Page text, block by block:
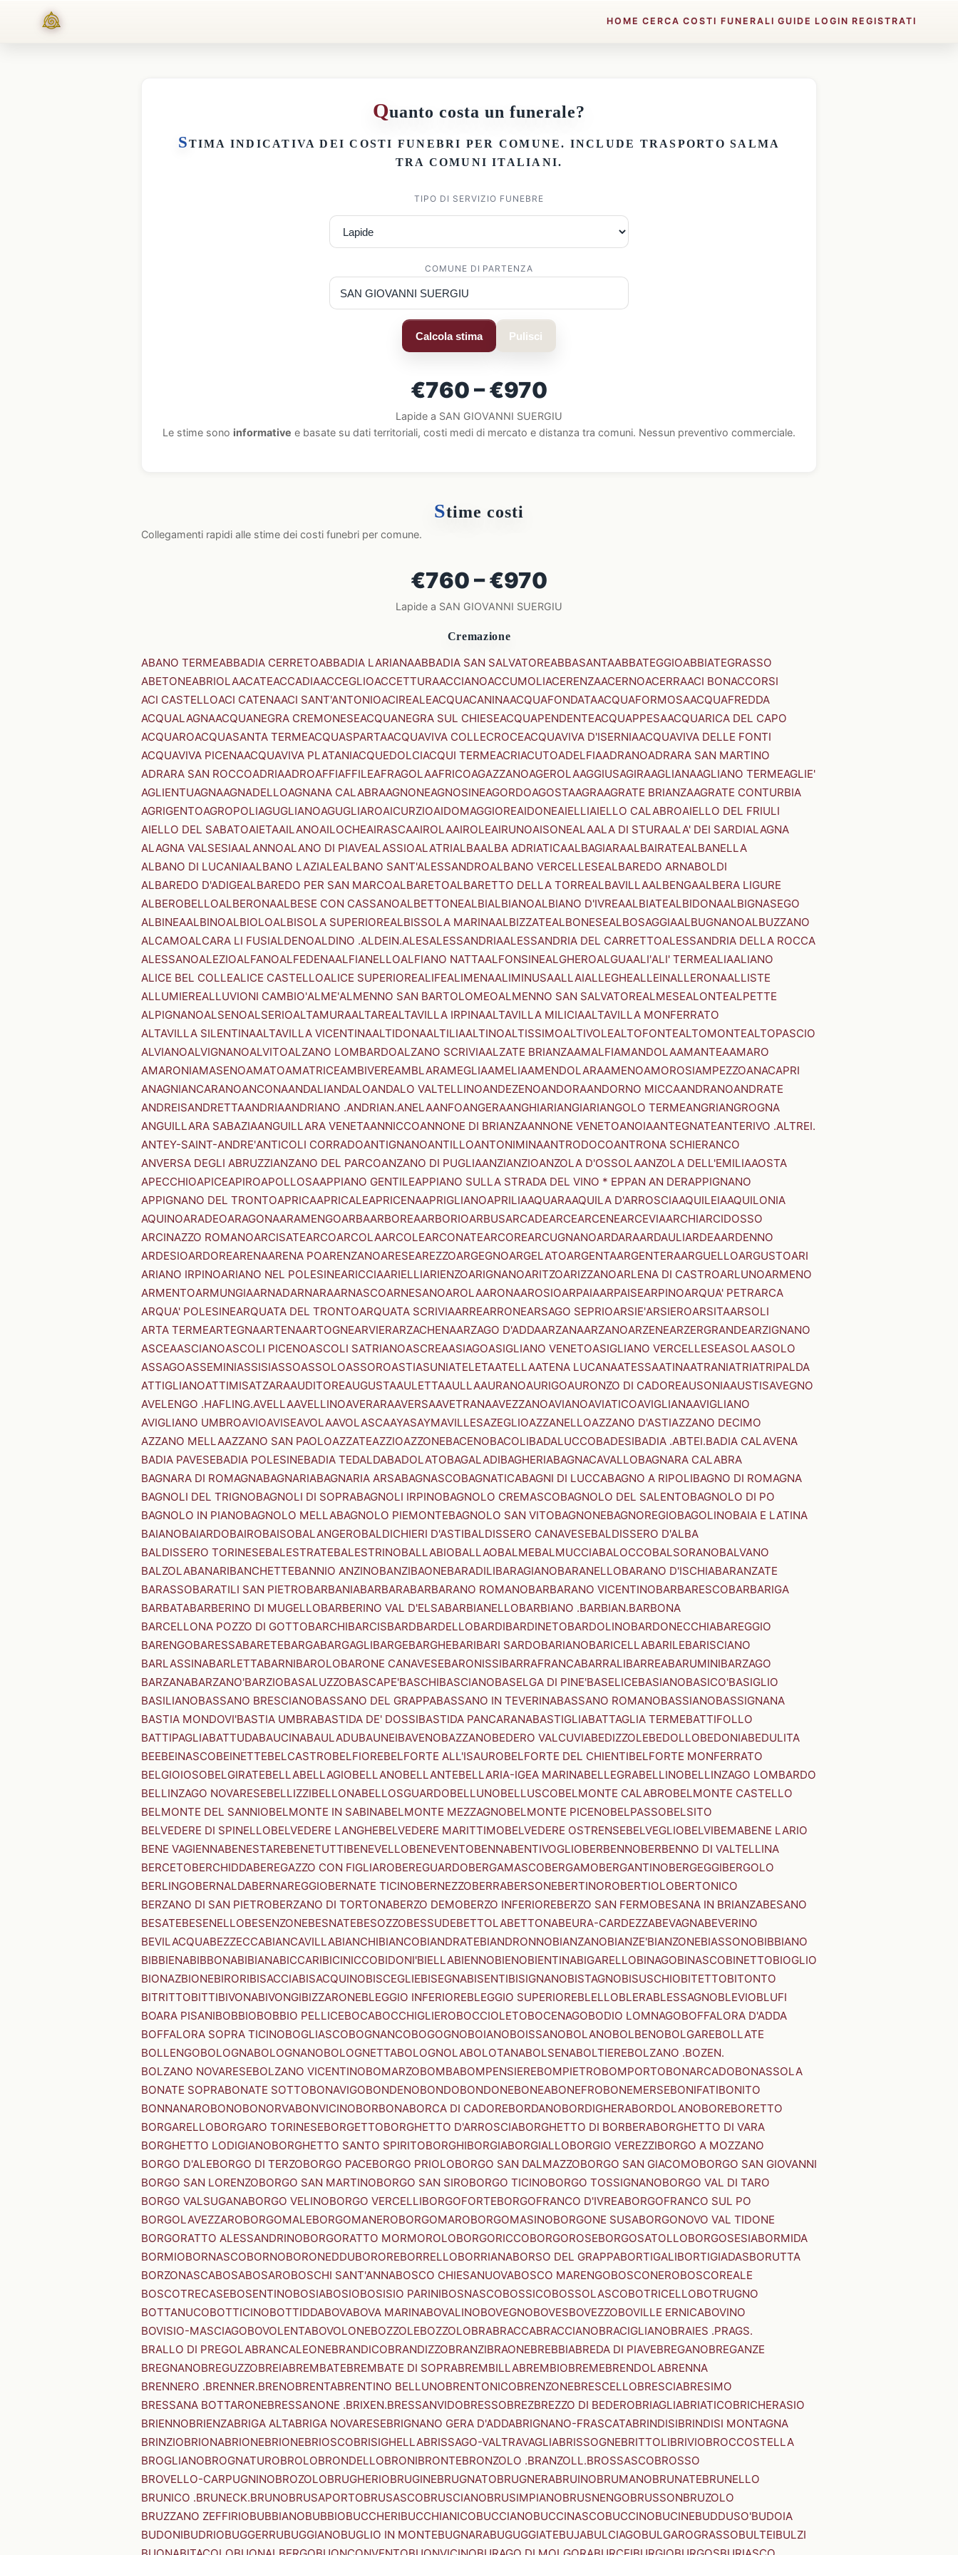
HOME CERCA COSTI FUNERALI GUIDE LOGIN REGISTRATI
Quanto costa un funerale?
STIMA INDICATIVA DEICOSTI FUNEBRI PER COMUNE. INCLUDE TRASPORTO SALMA
TRA COMUNI ITALIANI.
TIPO DI SERVIZIO FUNEBRE
COMUNE DI PARTENZA
Calcola stima Pulisci
€760 – €970
Lapide a SAN GIOVANNI SUERGIU
Le stime sono informative e basate su dati territoriali, costi medi di mercato e distanza tra comuni. Nessun preventivo commerciale.
Stime costi
Collegamenti rapidi alle stime dei costi funebri per comune.
€760 – €970
Lapide a SAN GIOVANNI SUERGIU
Cremazione
ABANO TERMEABBADIA CERRETOABBADIA LARIANAABBADIA SAN SALVATOREABBASANTAABBATEGGIOABBIATEGRASSO
ABETONEABRIOLAACATEACCADIAACCEGLIOACCETTURAACCIANOACCUMOLIACERENZAACERNOACERRAACI BONACCORSI
ACI CASTELLOACI CATENAACI SANT'ANTONIOACIREALEACQUACANINAACQUAFONDATAACQUAFORMOSAACQUAFREDDA
ACQUALAGNAACQUANEGRA CREMONESEACQUANEGRA SUL CHIESEACQUAPENDENTEACQUAPPESAACQUARICA DEL CAPO
ACQUAROACQUASANTA TERMEACQUASPARTAACQUAVIVA COLLECROCEACQUAVIVA D'ISERNIAACQUAVIVA DELLE FONTI
ACQUAVIVA PICENAACQUAVIVA PLATANIACQUEDOLCIACQUI TERMEACRIACUTOADELFIAADRANOADRARA SAN MARTINO
ADRARA SAN ROCCOADRIAADROAFFIAFFILEAFRAGOLAAFRICOAGAZZANOAGEROLAAGGIUSAGIRAAGLIANAAGLIANO TERMEAGLIE'
AGLIENTUAGNAAGNADELLOAGNANA CALABRAAGNONEAGNOSINEAGORDOAGOSTAAGRAAGRATE BRIANZAAGRATE CONTURBIA
AGRIGENTOAGROPOLIAGUGLIANOAGUGLIAROAICURZIOAIDOMAGGIOREAIDONEAIELLIAIELLO CALABROAIELLO DEL FRIULI
AIELLO DEL SABATOAIETAAILANOAILOCHEAIRASCAAIROLAAIROLEAIRUNOAISONEALAALA DI STURAALA' DEI SARDIALAGNA
ALAGNA VALSESIAALANNOALANO DI PIAVEALASSIOALATRIALBAALBA ADRIATICAALBAGIARAALBAIRATEALBANELLA
ALBANO DI LUCANIAALBANO LAZIALEALBANO SANT'ALESSANDROALBANO VERCELLESEALBAREDO ARNABOLDI
ALBAREDO D'ADIGEALBAREDO PER SAN MARCOALBARETOALBARETTO DELLA TORREALBAVILLAALBENGAALBERA LIGURE
ALBEROBELLOALBERONAALBESE CON CASSANOALBETTONEALBIALBIANOALBIANO D'IVREAALBIATEALBIDONAALBIGNASEGO
ALBINEAALBINOALBIOLOALBISOLA SUPERIOREALBISSOLA MARINAALBIZZATEALBONESEALBOSAGGIAALBUGNANOALBUZZANO
ALCAMOALCARA LI FUSIALDENOALDINO .ALDEIN.ALESALESSANDRIAALESSANDRIA DEL CARRETTOALESSANDRIA DELLA ROCCA
ALESSANOALEZIOALFANOALFEDENAALFIANELLOALFIANO NATTAALFONSINEALGHEROALGUAALI'ALI' TERMEALIAALIANO
ALICE BEL COLLEALICE CASTELLOALICE SUPERIOREALIFEALIMENAALIMINUSAALLAIALLEGHEALLEINALLERONAALLISTE
ALLUMIEREALLUVIONI CAMBIO'ALME'ALMENNO SAN BARTOLOMEOALMENNO SAN SALVATOREALMESEALONTEALPETTE
ALPIGNANOALSENOALSERIOALTAMURAALTAREALTAVILLA IRPINAALTAVILLA MILICIAALTAVILLA MONFERRATO
ALTAVILLA SILENTINAALTAVILLA VICENTINAALTIDONAALTILIAALTINOALTISSIMOALTIVOLEALTOFONTEALTOMONTEALTOPASCIO
ALVIANOALVIGNANOALVITOALZANO LOMBARDOALZANO SCRIVIAALZATE BRIANZAAMALFIAMANDOLAAMANTEAAMARO
AMARONIAMASENOAMATOAMATRICEAMBIVEREAMBLARAMEGLIAAMELIAAMENDOLARAAMENOAMOROSIAMPEZZOANACAPRI
ANAGNIANCARANOANCONAANDALIANDALOANDALO VALTELLINOANDEZENOANDORAANDORNO MICCAANDRANOANDRATE
ANDREISANDRETTAANDRIAANDRIANO .ANDRIAN.ANELAANFOANGERAANGHIARIANGIARIANGOLO TERMEANGRIANGROGNA
ANGUILLARA SABAZIAANGUILLARA VENETAANNICCOANNONE DI BRIANZAANNONE VENETOANOIAANTEGNATEANTERIVO .ALTREI.
ANTEY-SAINT-ANDRE'ANTICOLI CORRADOANTIGNANOANTILLOANTONIMINAANTRODOCOANTRONA SCHIERANCO
ANVERSA DEGLI ABRUZZIANZANO DEL PARCOANZANO DI PUGLIAANZIANZIOANZOLA D'OSSOLAANZOLA DELL'EMILIAAOSTA
APECCHIOAPICEAPIROAPOLLOSAAPPIANO GENTILEAPPIANO SULLA STRADA DEL VINO * EPPAN AN DERAPPIGNANO
APPIGNANO DEL TRONTOAPRICAAPRICALEAPRICENAAPRIGLIANOAPRILIAAQUARAAQUILA D'ARROSCIAAQUILEIAAQUILONIA
AQUINOARADEOARAGONAARAMENGOARBAARBOREAARBORIOARBUSARCADEARCEARCENEARCEVIAARCHIARCIDOSSO
ARCINAZZO ROMANOARCISATEARCOARCOLAARCOLEARCONATEARCOREARCUGNANOARDARAARDAULIARDEAARDENNO
ARDESIOARDOREARENAARENA POARENZANOARESEAREZZOARGEGNOARGELATOARGENTAARGENTERAARGUELLOARGUSTOARI
ARIANO IRPINOARIANO NEL POLESINEARICCIAARIELLIARIENZOARIGNANOARITZOARIZZANOARLENA DI CASTROARLUNOARMENO
ARMENTOARMUNGIAARNADARNARAARNASCOARNESANOAROLAARONAAROSIOARPAIAARPAISEARPINOARQUA' PETRARCA
ARQUA' POLESINEARQUATA DEL TRONTOARQUATA SCRIVIAARREARRONEARSAGO SEPRIOARSIE'ARSIEROARSITAARSOLI
ARTA TERMEARTEGNAARTENAARTOGNEARVIERARZACHENAARZAGO D'ADDAARZANAARZANOARZENEARZERGRANDEARZIGNANO
ASCEAASCIANOASCOLI PICENOASCOLI SATRIANOASCREAASIAGOASIGLIANO VENETOASIGLIANO VERCELLESEASOLAASOLO
ASSAGOASSEMINIASSISIASSOASSOLOASSOROASTIASUNIATELETAATELLAATENA LUCANAATESSAATINAATRANIATRIATRIPALDA
ATTIGLIANOATTIMISATZARAAUDITOREAUGUSTAAULETTAAULLAAURANOAURIGOAURONZO DI CADOREAUSONIAAUSTISAVEGNO
AVELENGO .HAFLING.AVELLAAVELLINOAVERARAAVERSAAVETRANAAVEZZANOAVIANOAVIATICOAVIGLIANAAVIGLIANO
AVIGLIANO UMBROAVIOAVISEAVOLAAVOLASCAAYASAYMAVILLESAZEGLIOAZZANELLOAZZANO D'ASTIAZZANO DECIMO
AZZANO MELLAAZZANO SAN PAOLOAZZATEAZZIOAZZONEBACENOBACOLIBADALUCCOBADESIBADIA .ABTEI.BADIA CALAVENA
BADIA PAVESEBADIA POLESINEBADIA TEDALDABADOLATOBAGALADIBAGHERIABAGNACAVALLOBAGNARA CALABRA
BAGNARA DI ROMAGNABAGNARIABAGNARIA ARSABAGNASCOBAGNATICABAGNI DI LUCCABAGNO A RIPOLIBAGNO DI ROMAGNA
BAGNOLI DEL TRIGNOBAGNOLI DI SOPRABAGNOLI IRPINOBAGNOLO CREMASCOBAGNOLO DEL SALENTOBAGNOLO DI PO
BAGNOLO IN PIANOBAGNOLO MELLABAGNOLO PIEMONTEBAGNOLO SAN VITOBAGNONEBAGNOREGIOBAGOLINOBAIA E LATINA
BAIANOBAIARDOBAIROBAISOBALANGEROBALDICHIERI D'ASTIBALDISSERO CANAVESEBALDISSERO D'ALBA
BALDISSERO TORINESEBALESTRATEBALESTRINOBALLABIOBALLAOBALMEBALMUCCIABALOCCOBALSORANOBALVANO
BALZOLABANARIBANCHETTEBANNIO ANZINOBANZIBAONEBARADILIBARAGIANOBARANELLOBARANO D'ISCHIABARANZATE
BARASSOBARATILI SAN PIETROBARBANIABARBARABARBARANO ROMANOBARBARANO VICENTINOBARBARESCOBARBARIGA
BARBATABARBERINO DI MUGELLOBARBERINO VAL D'ELSABARBIANELLOBARBIANO .BARBIAN.BARBONA
BARCELLONA POZZO DI GOTTOBARCHIBARCISBARDBARDELLOBARDIBARDINETOBARDOLINOBARDONECCHIABAREGGIO
BARENGOBARESSABARETEBARGABARGAGLIBARGEBARGHEBARIBARI SARDOBARIANOBARICELLABARILEBARISCIANO
BARLASSINABARLETTABARNIBAROLOBARONE CANAVESEBARONISSIBARRAFRANCABARRALIBARREABARUMINIBARZAGO
BARZANABARZANO'BARZIOBASALUZZOBASCAPE'BASCHIBASCIANOBASELGA DI PINE'BASELICEBASIANOBASICO'BASIGLIO
BASILIANOBASSANO BRESCIANOBASSANO DEL GRAPPABASSANO IN TEVERINABASSANO ROMANOBASSIANOBASSIGNANA
BASTIA MONDOVI'BASTIA UMBRABASTIDA DE' DOSSIBASTIDA PANCARANABASTIGLIABATTAGLIA TERMEBATTIFOLLO
BATTIPAGLIABATTUDABAUCINABAULADUBAUNEIBAVENOBAZZANOBEDERO VALCUVIABEDIZZOLEBEDOLLOBEDONIABEDULITA
BEEBEINASCOBEINETTEBELCASTROBELFIOREBELFORTE ALL'ISAUROBELFORTE DEL CHIENTIBELFORTE MONFERRATO
BELGIOIOSOBELGIRATEBELLABELLAGIOBELLANOBELLANTEBELLARIA-IGEA MARINABELLEGRABELLINOBELLINZAGO LOMBARDO
BELLINZAGO NOVARESEBELLIZZIBELLONABELLOSGUARDOBELLUNOBELLUSCOBELMONTE CALABROBELMONTE CASTELLO
BELMONTE DEL SANNIOBELMONTE IN SABINABELMONTE MEZZAGNOBELMONTE PICENOBELPASSOBELSITO
BELVEDERE DI SPINELLOBELVEDERE LANGHEBELVEDERE MARITTIMOBELVEDERE OSTRENSEBELVEGLIOBELVIBEMABENE LARIO
BENE VAGIENNABENESTAREBENETUTTIBENEVELLOBENEVENTOBENNABENTIVOGLIOBERBENNOBERBENNO DI VALTELLINA
BERCETOBERCHIDDABEREGAZZO CON FIGLIAROBEREGUARDOBERGAMASCOBERGAMOBERGANTINOBERGEGGIBERGOLO
BERLINGOBERNALDABERNAREGGIOBERNATE TICINOBERNEZZOBERRABERSONEBERTINOROBERTIOLOBERTONICO
BERZANO DI SAN PIETROBERZANO DI TORTONABERZO DEMOBERZO INFERIOREBERZO SAN FERMOBESANA IN BRIANZABESANO
BESATEBESENELLOBESENZONEBESNATEBESOZZOBESSUDEBETTOLABETTONABEURA-CARDEZZABEVAGNABEVERINO
BEVILACQUABEZZECCABIANCAVILLABIANCHIBIANCOBIANDRATEBIANDRONNOBIANZANOBIANZE'BIANZONEBIASSONOBIBBIANO
BIBBIENABIBBONABIBIANABICCARIBICINICCOBIDONI'BIELLABIENNOBIENOBIENTINABIGARELLOBINAGOBINASCOBINETTOBIOGLIO
BIONAZBIONEBIRORIBISACCIABISACQUINOBISCEGLIEBISEGNABISENTIBISIGNANOBISTAGNOBISUSCHIOBITETTOBITONTO
BITRITTOBITTIBIVONABIVONGIBIZZARONEBLEGGIO INFERIOREBLEGGIO SUPERIOREBLELLOBLERABLESSAGNOBLEVIOBLUFI
BOARA PISANIBOBBIOBOBBIO PELLICEBOCABOCCHIGLIEROBOCCIOLETOBOCENAGOBODIO LOMNAGOBOFFALORA D'ADDA
BOFFALORA SOPRA TICINOBOGLIASCOBOGNANCOBOGOGNOBOIANOBOISSANOBOLANOBOLBENOBOLGAREBOLLATE
BOLLENGOBOLOGNABOLOGNANOBOLOGNETTABOLOGNOLABOLOTANABOLSENABOLTIEREBOLZANO .BOZEN.
BOLZANO NOVARESEBOLZANO VICENTINOBOMARZOBOMBABOMPENSIEREBOMPIETROBOMPORTOBONARCADOBONASSOLA
BONATE SOPRABONATE SOTTOBONAVIGOBONDENOBONDOBONDONEBONEABONEFROBONEMERSEBONIFATIBONITO
BONNANAROBONOBONORVABONVICINOBORBONABORCA DI CADOREBORDANOBORDIGHERABORDOLANOBOREBORETTO
BORGARELLOBORGARO TORINESEBORGETTOBORGHETTO D'ARROSCIABORGHETTO DI BORBERABORGHETTO DI VARA
BORGHETTO LODIGIANOBORGHETTO SANTO SPIRITOBORGHIBORGIABORGIALLOBORGIO VEREZZIBORGO A MOZZANO
BORGO D'ALEBORGO DI TERZOBORGO PACEBORGO PRIOLOBORGO SAN DALMAZZOBORGO SAN GIACOMOBORGO SAN GIOVANNI
BORGO SAN LORENZOBORGO SAN MARTINOBORGO SAN SIROBORGO TICINOBORGO TOSSIGNANOBORGO VAL DI TARO
BORGO VALSUGANABORGO VELINOBORGO VERCELLIBORGOFORTEBORGOFRANCO D'IVREABORGOFRANCO SUL PO
BORGOLAVEZZAROBORGOMALEBORGOMANEROBORGOMAROBORGOMASINOBORGONE SUSABORGONOVO VAL TIDONE
BORGORATTO ALESSANDRINOBORGORATTO MORMOROLOBORGORICCOBORGOROSEBORGOSATOLLOBORGOSESIABORMIDA
BORMIOBORNASCOBORNOBORONEDDUBOROREBORRELLOBORRIANABORSO DEL GRAPPABORTIGALIBORTIGIADASBORUTTA
BORZONASCABOSABOSAROBOSCHI SANT'ANNABOSCO CHIESANUOVABOSCO MARENGOBOSCONEROBOSCOREALE
BOSCOTRECASEBOSENTINOBOSIABOSIOBOSISIO PARINIBOSNASCOBOSSICOBOSSOLASCOBOTRICELLOBOTRUGNO
BOTTANUCOBOTTICINOBOTTIDDABOVABOVA MARINABOVALINOBOVEGNOBOVESBOVEZZOBOVILLE ERNICABOVINO
BOVISIO-MASCIAGOBOVOLENTABOVOLONEBOZZOLEBOZZOLOBRABRACCABRACCIANOBRACIGLIANOBRAIES .PRAGS.
BRALLO DI PREGOLABRANCALEONEBRANDICOBRANDIZZOBRANZIBRAONEBREBBIABREDA DI PIAVEBREGANOBREGANZE
BREGNANOBREGUZZOBREIABREMBATEBREMBATE DI SOPRABREMBILLABREMBIOBREMEBRENDOLABRENNA
BRENNERO .BRENNER.BRENOBRENTABRENTINO BELLUNOBRENTONICOBRENZONEBRESCELLOBRESCIABRESIMO
BRESSANA BOTTARONEBRESSANONE .BRIXEN.BRESSANVIDOBRESSOBREZBREZZO DI BEDEROBRIAGLIABRIATICOBRICHERASIO
BRIENNOBRIENZABRIGA ALTABRIGA NOVARESEBRIGNANO GERA D'ADDABRIGNANO-FRASCATABRINDISIBRINDISI MONTAGNA
BRINZIOBRIONABRIONEBRIONEBRIOSCOBRISIGHELLABRISSAGO-VALTRAVAGLIABRISSOGNEBRITTOLIBRIVIOBROCCOSTELLA
BROGLIANOBROGNATUROBROLOBRONDELLOBRONIBRONTEBRONZOLO .BRANZOLL.BROSSASCOBROSSO
BROVELLO-CARPUGNINOBROZOLOBRUGHERIOBRUGINEBRUGNATOBRUGNERABRUINOBRUMANOBRUNATEBRUNELLO
BRUNICO .BRUNECK.BRUNOBRUSAPORTOBRUSASCOBRUSCIANOBRUSIMPIANOBRUSNENGOBRUSSONBRUZOLO
BRUZZANO ZEFFIRIOBUBBIANOBUBBIOBUCCHERIBUCCHIANICOBUCCIANOBUCCINASCOBUCCINOBUCINEBUDDUSO'BUDOIA
BUDONIBUDRIOBUGGERRUBUGGIANOBUGLIO IN MONTEBUGNARABUGUGGIATEBUJABULCIAGOBULGAROGRASSOBULTEIBULZI